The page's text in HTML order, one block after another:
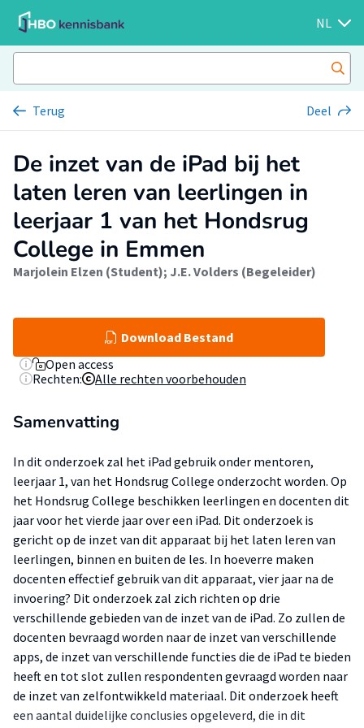
NL
Terug Deel
De inzet van de iPad bij het
laten leren van leerlingen in
leerjaar 1 van het Hondsrug
College in Emmen
Marjolein Elzen (Student); J.E. Volders (Begeleider)
Download Bestand
Open access
Rechten:
Alle rechten voorbehouden
Samenvatting
In dit onderzoek zal het iPad gebruik onder mentoren,
leerjaar 1, van het Hondsrug College onderzocht worden. Op
het Hondsrug College beschikken leerlingen en docenten dit
jaar voor het vierde jaar over een iPad. Dit onderzoek is
gericht op de inzet van dit apparaat bij het laten leren van
leerlingen, binnen en buiten de les. In hoeverre maken
docenten effectief gebruik van dit apparaat, vier jaar na de
invoering? Dit onderzoek zal zich richten op drie
verschillende gebieden van de inzet van de iPad. Zo zullen de
docenten bevraagd worden naar de inzet van verschillende
apps, de inzet van verschillende functies die de iPad te bieden
heeft en tot slot zullen respondenten gevraagd worden naar
de inzet van zelfontwikkeld materiaal. Dit onderzoek heeft
een aantal duidelijke conclusies opgeleverd, die in dit